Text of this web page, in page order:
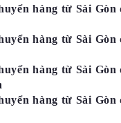
hàng từ Sài Gòn
hàng từ Sài Gòn
hàng từ Sài Gòn
hàng từ Sài Gòn